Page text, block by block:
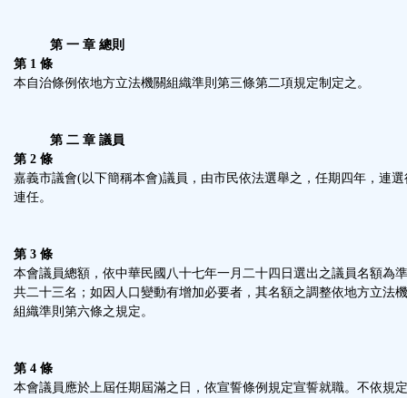
按
區
第 一 章 總則
第 1 條
本自治條例依地方立法機關組織準則第三條第二項規定制定之。
第 二 章 議員
第 2 條
嘉義市議會(以下簡稱本會)議員，由市民依法選舉之，任期四年，連選
連任。
第 3 條
本會議員總額，依中華民國八十七年一月二十四日選出之議員名額為
共二十三名；如因人口變動有增加必要者，其名額之調整依地方立法
組織準則第六條之規定。
第 4 條
本會議員應於上屆任期屆滿之日，依宣誓條例規定宣誓就職。不依規